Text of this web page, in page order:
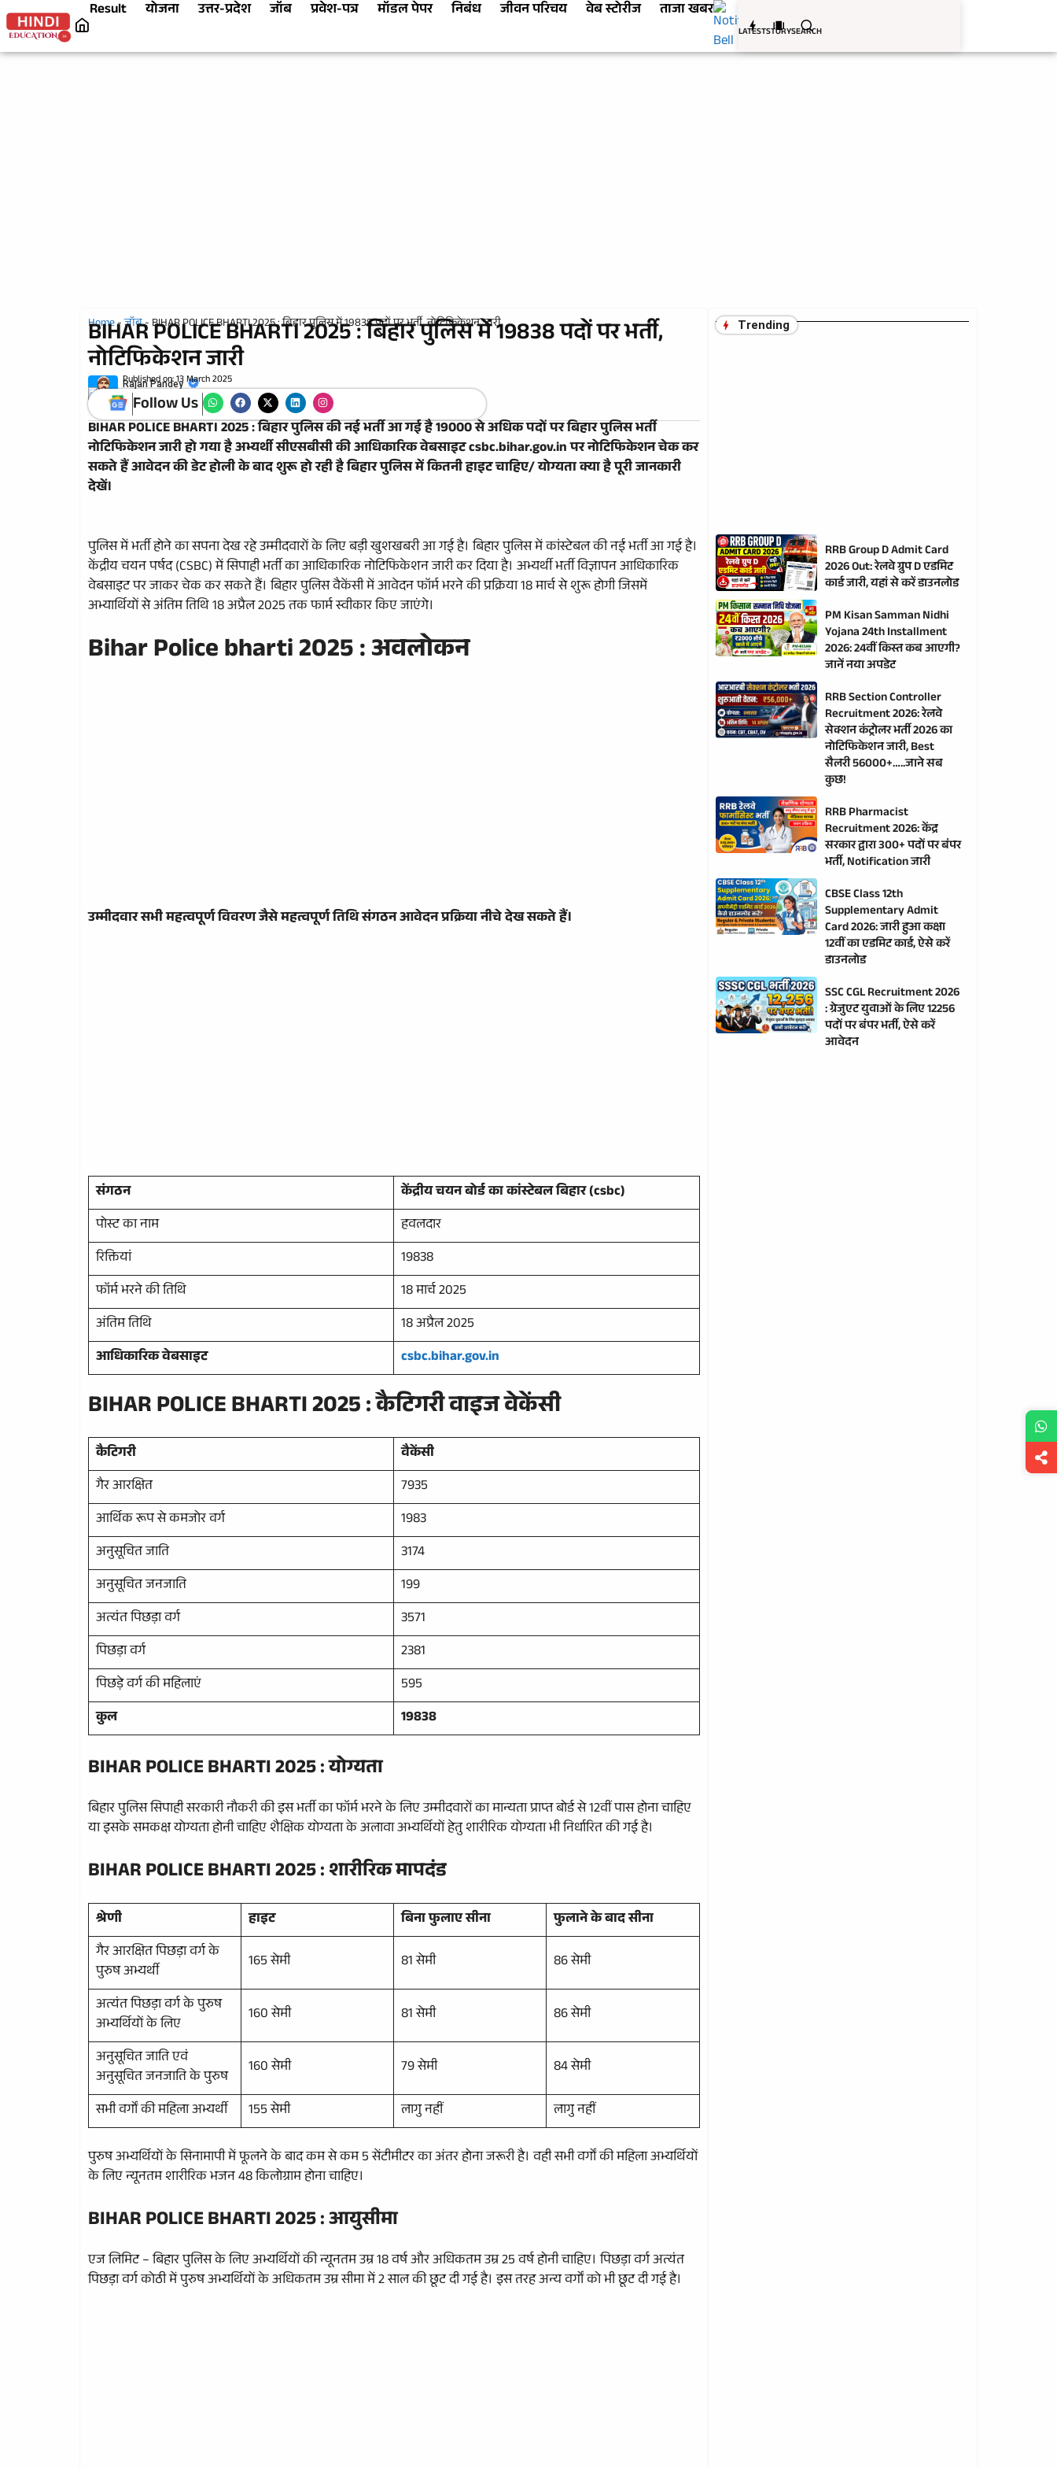
Result योजना उत्तर-प्रदेश जॉब प्रवेश-पत्र मॉडल पेपर निबंध जीवन परिचय वेब स्टोरीज ताजा खबर
LATESTSTORYSEARCH
Home-जॉब- BIHAR POLICE BHARTI 2025 : बिहार पुलिस में 19838 पदों पर भर्ती, नोटिफिकेशन जारी
BIHAR POLICE BHARTI 2025 : बिहार पुलिस में 19838 पदों पर भर्ती,
नोटिफिकेशन जारी
Rajan Pandey
Published on:13 March 2025
Follow Us
BIHAR POLICE BHARTI 2025 : बिहार पुलिस की नई भर्ती आ गई है 19000 से अधिक पदों पर बिहार पुलिस भर्ती
नोटिफिकेशन जारी हो गया है अभ्यर्थी सीएसबीसी की आधिकारिक वेबसाइट csbc.bihar.gov.in पर नोटिफिकेशन चेक कर
सकते हैं आवेदन की डेट होली के बाद शुरू हो रही है बिहार पुलिस में कितनी हाइट चाहिए/ योग्यता क्या है पूरी जानकारी
देखें।
पुलिस में भर्ती होने का सपना देख रहे उम्मीदवारों के लिए बड़ी खुशखबरी आ गई है। बिहार पुलिस में कांस्टेबल की नई भर्ती आ गई है।
केंद्रीय चयन पर्षद (CSBC) में सिपाही भर्ती का आधिकारिक नोटिफिकेशन जारी कर दिया है। अभ्यर्थी भर्ती विज्ञापन आधिकारिक
वेबसाइट पर जाकर चेक कर सकते हैं। बिहार पुलिस वैकेंसी में आवेदन फॉर्म भरने की प्रक्रिया 18 मार्च से शुरू होगी जिसमें
अभ्यार्थियों से अंतिम तिथि 18 अप्रैल 2025 तक फार्म स्वीकार किए जाएंगे।
Bihar Police bharti 2025 : अवलोकन
उम्मीदवार सभी महत्वपूर्ण विवरण जैसे महत्वपूर्ण तिथि संगठन आवेदन प्रक्रिया नीचे देख सकते हैं।
संगठन
केंद्रीय चयन बोर्ड का कांस्टेबल बिहार (csbc)
पोस्ट का नाम
हवलदार
रिक्तियां
19838
फॉर्म भरने की तिथि
18 मार्च 2025
अंतिम तिथि
18 अप्रैल 2025
आधिकारिक वेबसाइट
csbc.bihar.gov.in
BIHAR POLICE BHARTI 2025 :कैटिगरी वाइज वेकेंसी
कैटिगरी
वैकेंसी
गैर आरक्षित
7935
आर्थिक रूप से कमजोर वर्ग
1983
अनुसूचित जाति
3174
अनुसूचित जनजाति
199
अत्यंत पिछड़ा वर्ग
3571
पिछड़ा वर्ग
2381
पिछड़े वर्ग की महिलाएं
595
कुल
19838
BIHAR POLICE BHARTI 2025 :योग्यता
बिहार पुलिस सिपाही सरकारी नौकरी की इस भर्ती का फॉर्म भरने के लिए उम्मीदवारों का मान्यता प्राप्त बोर्ड से 12वीं पास होना चाहिए
या इसके समकक्ष योग्यता होनी चाहिए शैक्षिक योग्यता के अलावा अभ्यर्थियों हेतु शारीरिक योग्यता भी निर्धारित की गई है।
BIHAR POLICE BHARTI 2025 :शारीरिक मापदंड
श्रेणी हाइट बिना फुलाए सीना
फुलाने के बाद सीना
गैर आरक्षित पिछड़ा वर्ग के
पुरुष अभ्यर्थी
165 सेमी 81 सेमी
86 सेमी
अत्यंत पिछड़ा वर्ग के पुरुष
अभ्यर्थियों के लिए
160 सेमी 81 सेमी
86 सेमी
अनुसूचित जाति एवं
अनुसूचित जनजाति के पुरुष
160 सेमी 79 सेमी
84 सेमी
सभी वर्गों की महिला अभ्यर्थी
155 सेमी लागु नहीं लागु नहीं
पुरुष अभ्यर्थियों के सिनामापी में फूलने के बाद कम से कम 5 सेंटीमीटर का अंतर होना जरूरी है। वही सभी वर्गों की महिला अभ्यर्थियों
के लिए न्यूनतम शारीरिक भजन 48 किलोग्राम होना चाहिए।
BIHAR POLICE BHARTI 2025 :आयुसीमा
एज लिमिट – बिहार पुलिस के लिए अभ्यर्थियों की न्यूनतम उम्र 18 वर्ष और अधिकतम उम्र 25 वर्ष होनी चाहिए। पिछड़ा वर्ग अत्यंत
पिछड़ा वर्ग कोठी में पुरुष अभ्यर्थियों के अधिकतम उम्र सीमा में 2 साल की छूट दी गई है। इस तरह अन्य वर्गों को भी छूट दी गई है।
Trending
RRB Group D Admit Card
2026 Out: रेलवे ग्रुप D एडमिट
कार्ड जारी, यहां से करें डाउनलोड
PM Kisan Samman Nidhi
Yojana 24th Installment
2026: 24वीं किस्त कब आएगी?
जानें नया अपडेट
RRB Section Controller
Recruitment 2026: रेलवे
सेक्शन कंट्रोलर भर्ती 2026 का
नोटिफिकेशन जारी, Best
सैलरी 56000+…..जाने सब
कुछ!
RRB Pharmacist
Recruitment 2026: केंद्र
सरकार द्वारा 300+ पदों पर बंपर
भर्ती, Notification जारी
CBSE Class 12th
Supplementary Admit
Card 2026: जारी हुआ कक्षा
12वीं का एडमिट कार्ड, ऐसे करें
डाउनलोड
SSC CGL Recruitment 2026
: ग्रेजुएट युवाओं के लिए 12256
पदों पर बंपर भर्ती, ऐसे करें
आवेदन